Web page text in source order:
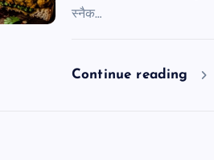
स्नैक…
Continue reading